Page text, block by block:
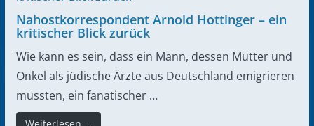
Nahostkorrespondent Arnold Hottinger – ein
kritischer Blick zurück
Wie kann es sein, dass ein Mann, dessen Mutter und
Onkel als jüdische Ärzte aus Deutschland emigrieren
mussten, ein fanatischer …